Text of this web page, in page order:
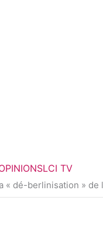
LCI TV
dé-berlinisation » de